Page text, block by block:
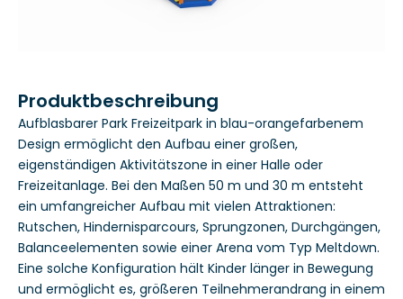
Produktbeschreibung
Aufblasbarer Park Freizeitpark in blau-orangefarbenem
Design ermöglicht den Aufbau einer großen,
eigenständigen Aktivitätszone in einer Halle oder
Freizeitanlage. Bei den Maßen 50 m und 30 m entsteht
ein umfangreicher Aufbau mit vielen Attraktionen:
Rutschen, Hindernisparcours, Sprungzonen, Durchgängen,
Balanceelementen sowie einer Arena vom Typ Meltdown.
Eine solche Konfiguration hält Kinder länger in Bewegung
und ermöglicht es, größeren Teilnehmerandrang in einem